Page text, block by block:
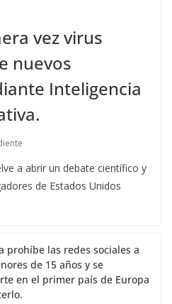
vez virus
nuevos
Inteligencia
a abrir un debate científico y
de Estados Unidos
prohíbe las redes sociales a
de 15 años y se
en el primer país de Europa